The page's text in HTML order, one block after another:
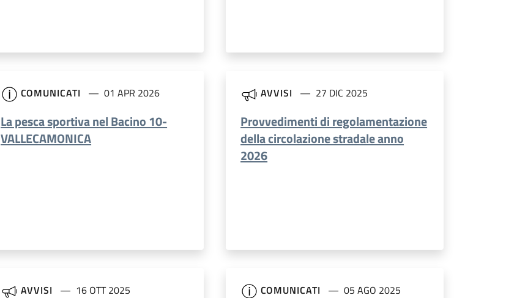
COMUNICATI 01 APR 2026
La pesca sportiva nel Bacino 10-
VALLECAMONICA
AVVISI 27 DIC 2025
Provvedimenti di regolamentazione
della circolazione stradale anno
2026
AVVISI 16 OTT 2025 COMUNICATI 05 AGO 2025